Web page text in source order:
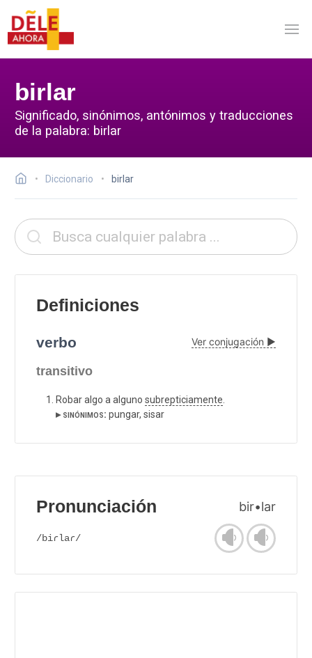
birlar
Significado, sinónimos, antónimos y traducciones
de la palabra: birlar
Diccionario birlar
Definiciones
verbo Ver conjugación ▶
transitivo
Robar algo a alguno subrepticiamente
▸ sinónimos: pungar, sisar
Pronunciación bir•lar
/biɾlaɾ/